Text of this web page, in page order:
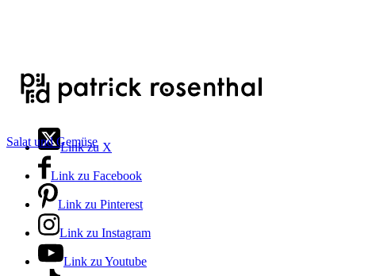
Link zu X
Link zu Facebook
Link zu Pinterest
Link zu Instagram
Link zu Youtube
Salat und Gemüse